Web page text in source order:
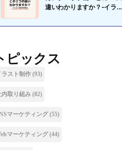
違いわかりますか？-イラ...
ピックス
ラスト制作 (93)
内取り組み (82)
マーケティング(55)
マーケティング(44)